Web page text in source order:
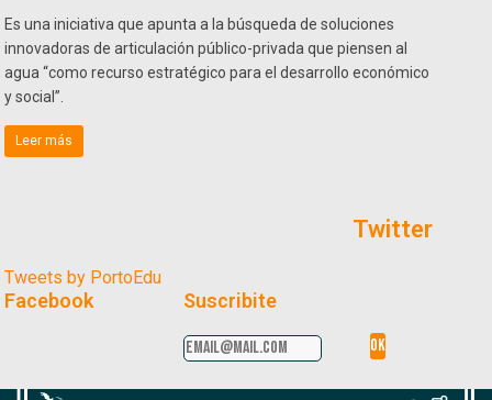
Es una iniciativa que apunta a la búsqueda de soluciones
innovadoras de articulación público-privada que piensen al
agua “como recurso estratégico para el desarrollo económico
y social”.
Leer más
Twitter
Tweets by PortoEdu
Facebook Suscribite